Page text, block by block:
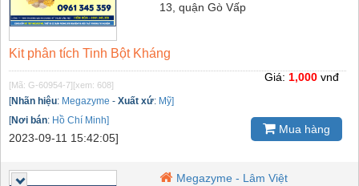
13, quận Gò Vấp
Kit phân tích Tinh Bột Kháng
[Mã: G-60954-7] [xem: 608]
[Nhãn hiệu: Megazyme - Xuất xứ: Mỹ]
[Nơi bán: Hồ Chí Minh]
2023-09-11 15:42:05]
Giá: 1,000 vnđ
Mua hàng
Megazyme - Lâm Việt